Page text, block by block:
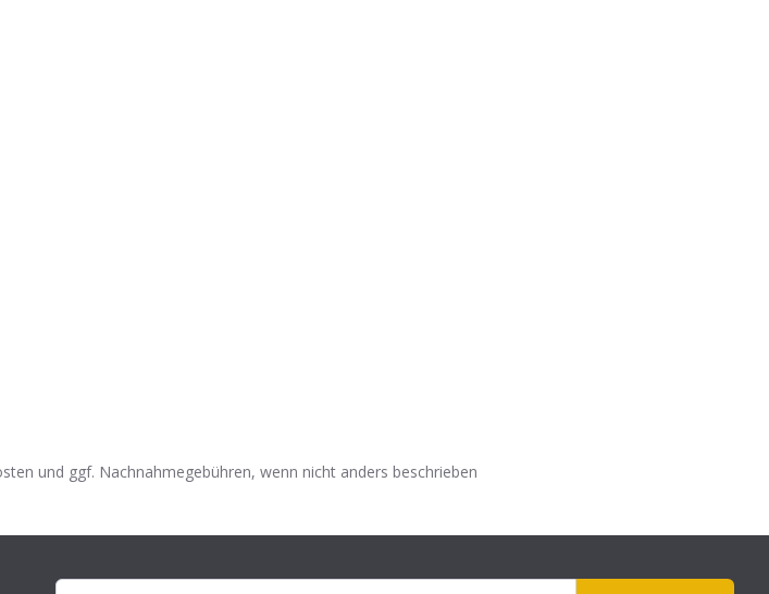
und ggf. Nachnahmegebühren, wenn nicht anders beschrieben